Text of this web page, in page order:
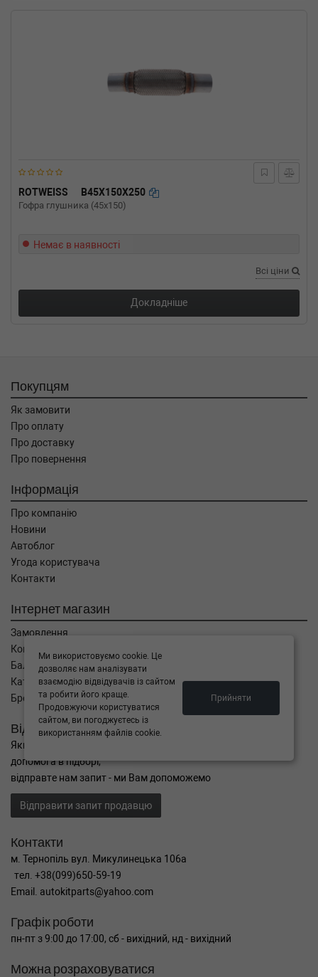
ROTWEISS B45X150X250
Гофра глушника (45x150)
Немає в наявності
Всі ціни
Докладніше
Покупцям
Як замовити
Про оплату
Про доставку
Про повернення
Інформація
Про компанію
Новини
Автоблог
Угода користувача
Контакти
Інтернет магазин
Замовлення
Кошик
Баланс
Каталог товарів
Бренди
Відправити запит
Якщо Ви не знайшли потрібні запчастини, або Вам потрібна
допомога в підборі,
відправте нам запит - ми Вам допоможемо
Відправити запит продавцю
Контакти
м. Тернопіль вул. Микулинецька 106а
тел. +38(099)650-59-19
Email. autokitparts@yahoo.com
Графік роботи
пн-пт з 9:00 до 17:00, сб - вихідний, нд - вихідний
Можна розраховуватися
Ми використовуємо cookie. Це
дозволяє нам аналізувати
взаємодію відвідувачів із сайтом
та робити його краще.
Продовжуючи користуватися
сайтом, ви погоджуєтесь із
використанням файлів cookie.
Прийняти